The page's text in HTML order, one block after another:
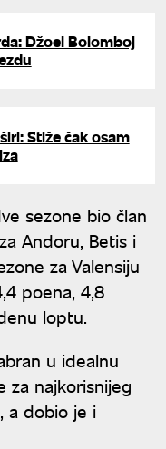
Džoel Bolomboj
Stiže čak osam
sezone bio član
Andoru, Betis i
za Valensiju
poena, 4,8
loptu.
u idealnu
za najkorisnijeg
a dobio je i